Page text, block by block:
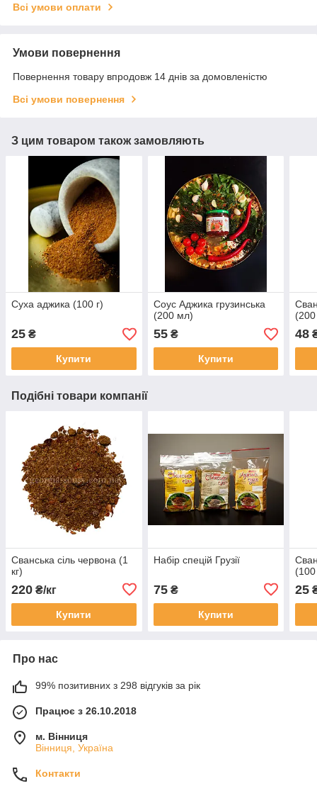
Всі умови оплати
Умови повернення
Повернення товару впродовж 14 днів за домовленістю
Всі умови повернення
З цим товаром також замовляють
Суха аджика (100 г)
25 ₴
Купити
Соус Аджика грузинська
(200 мл)
55₴
Купити
48
Подібні товари компанії
Сванська сіль червона (1
кг)
220 ₴/кг
Купити
Набір спецій Грузії
75₴
Купити
(100
25
Про нас
99% позитивних з 298 відгуків за рік
Працює з 26.10.2018
м. Вінниця
Вінниця, Україна
Контакти